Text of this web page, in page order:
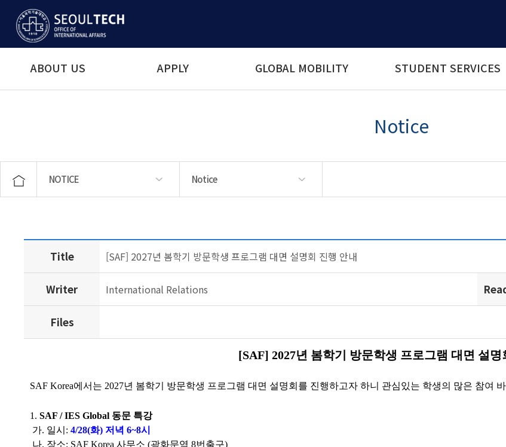
ABOUT US APPLY GLOBAL MOBILITY STUDENT SERVICES
Notice
NOTICE
ABOUT US
APPLY
GLOBAL MOBILITY
STUDENT SERVICES
LANGUAGE EDUCATION
NOTICE
Notice
Notice
News & Events
Title [SAF] 2027년 봄학기 방문학생 프로그램 대면 설명회 진행 안내
Writer International Relations
Files
[SAF] 2027년 봄학기 방문학생 프로그램 대면 설명
SAF Korea에서는 2027년 봄학기 방문학생 프로그램 대면 설명회를 진행하고자 하니 관심있는 학생의 많은 참여
1. SAF / IES Global 동문 특강
가. 일시:4/28(화) 저녁 6~8시
나. 장소: SAF Korea 사무소 (광화문역 8번출구)